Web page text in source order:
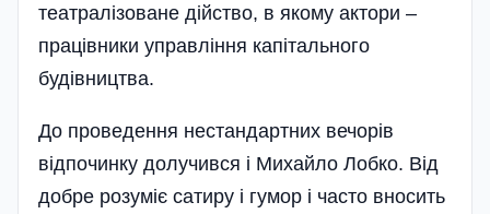
театра­лізоване дійство, в якому актори –
працівники­ управління капітального
будівництва.
До проведення нестандартних вечорів
відпочинку долучився і Михайло Лобко. Від
добре розуміє сатиру і гумор і часто вносить